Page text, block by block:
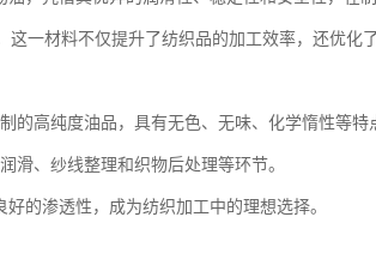
这一材料不仅提升了纺织品的加工效率，还优化
的高纯度油品，具有无色、无味、化学惰性等特
滑、纱线整理和织物后处理等环节。
的渗透性，成为纺织加工中的理想选择。